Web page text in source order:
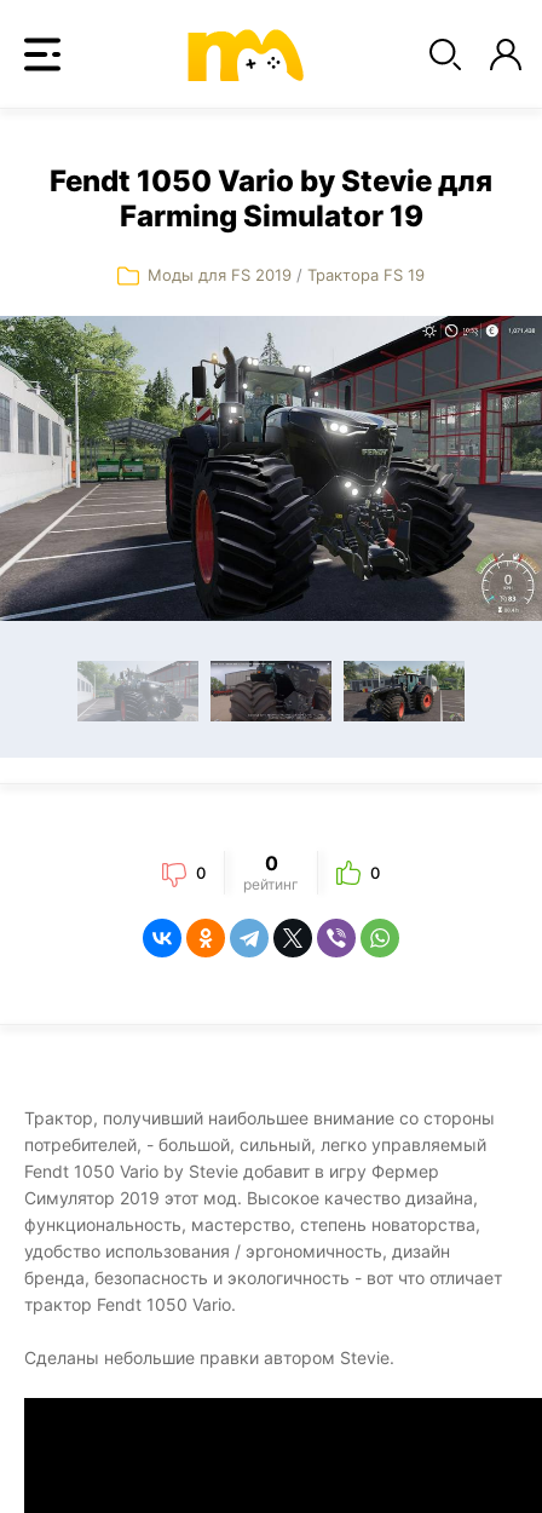
Fendt 1050 Vario by Stevie для
Farming Simulator 19
Моды для FS 2019 / Трактора FS 19
0 0
рейтинг
0
Трактор, получивший наибольшее внимание со стороны
потребителей, - большой, сильный, легко управляемый
Fendt 1050 Vario by Stevie добавит в игру Фермер
Симулятор 2019 этот мод. Высокое качество дизайна,
функциональность, мастерство, степень новаторства,
удобство использования / эргономичность, дизайн
бренда, безопасность и экологичность - вот что отличает
трактор Fendt 1050 Vario.
Сделаны небольшие правки автором Stevie.